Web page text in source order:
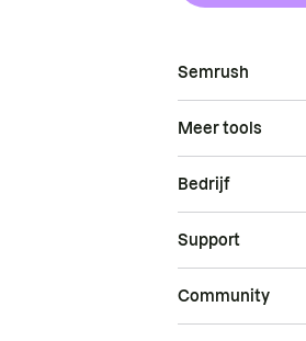
Semrush
Meer tools
Bedrijf
Support
Community